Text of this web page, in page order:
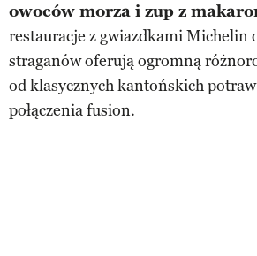
owoców morza i zup z
restauracje z gwiazdkami Michelin
straganów oferują ogromną
od klasycznych kantońskich
połączenia fusion.